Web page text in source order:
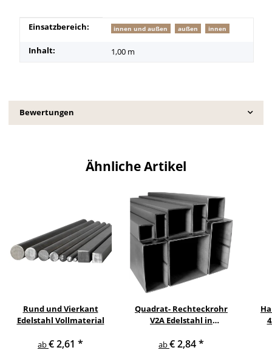
Produkteigenschaft
Wert
Einsatzbereich: innen und außen außen innen
Inhalt: 1,00 m
Bewertungen
Ähnliche Artikel
Rund und Vierkant
Edelstahl Vollmaterial
ab€ 2,61 *
Quadrat- Rechteckrohr
V2A Edelstahl in
Querschnitten und
ab€ 2,84*